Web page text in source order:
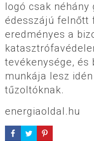
logó csak néhány
édesszájú felnőtt
eredményes a
tevékenysége, és
munkája lesz
tűzoltóknak.
energiaoldal.hu